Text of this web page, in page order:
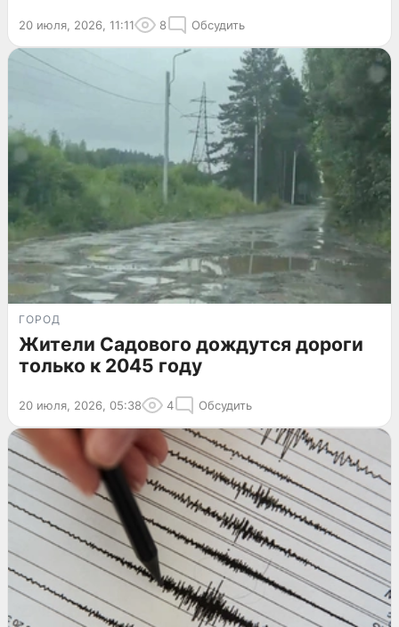
20 июля, 2026, 11:11 8 Обсудить
ГОРОД
Жители Садового дождутся дороги
только к 2045 году
20 июля, 2026, 05:38 4 Обсудить